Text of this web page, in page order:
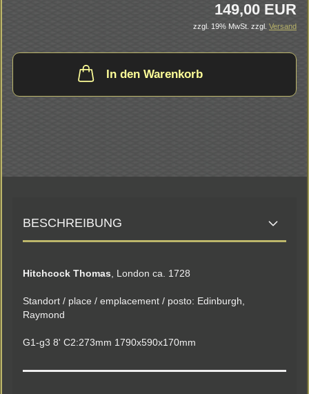
149,00 EUR
zzgl. 19% MwSt. zzgl. Versand
In den Warenkorb
BESCHREIBUNG
Hitchcock Thomas , London ca. 1728
Standort / place / emplacement / posto: Edinburgh,
Raymond
G1-g3 8' C2:273mm 1790x590x170mm